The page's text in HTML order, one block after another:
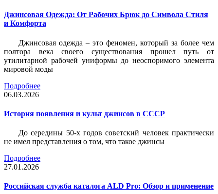
Джинсовая Одежда: От Рабочих Брюк до Символа Стиля
и Комфорта
Джинсовая одежда – это феномен, который за более чем
полтора века своего существования прошел путь от
утилитарной рабочей униформы до неоспоримого элемента
мировой моды
Подробнее
06.03.2026
История появления и культ джинсов в СССР
До середины 50-х годов советский человек практически
не имел представления о том, что такое джинсы
Подробнее
27.01.2026
Российская служба каталога ALD Pro: Обзор и применение